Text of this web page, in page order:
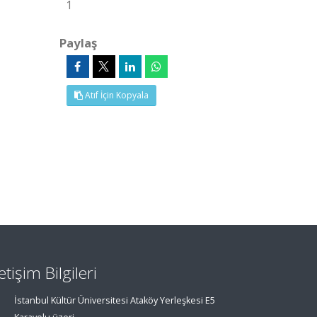
1
Paylaş
Atıf İçin Kopyala
Bilgileri
İstanbul Kültür Üniversitesi Ataköy Yerleşkesi E5